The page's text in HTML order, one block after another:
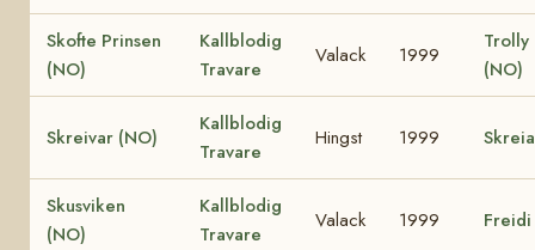
Skofte Prinsen
(NO)
Kallblodig
Travare
Valack 1999
Trolly
(NO)
Skreivar (NO)
Kallblodig
Travare
Hingst 1999
Skusviken
(NO)
Kallblodig
Travare
Valack 1999